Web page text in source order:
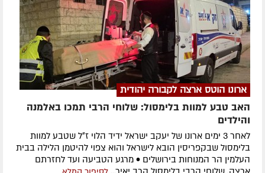
ארונו הוטס ארצה לקבורה יהודית
האב טבע למוות בלימסול: שלוחי הרבי תמכו באלמנה
והילדים
לאחר 3 ימים ארונו של יעקב ישראל ידיד הלוי ז״ל שטבע למוות
בלימסול שבקפריסין הובא לישראל והוא צפוי להיטמן הלילה בבית
העלמין הר המנוחות בירושלים • מרגע הטביעה ועד לחזרתם